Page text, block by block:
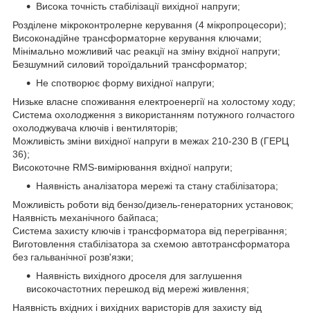
Висока точність стабілізації вихідної напруги;
Розділене мікроконтролерне керування (4 мікропроцесори);
Високонадійне трансформаторне керування ключами;
Мінімально можливий час реакції на зміну вхідної напруги;
Безшумний силовий тороїдальний трансформатор;
Не спотворює форму вихідної напруги;
Низьке власне споживання електроенергії на холостому ходу;
Система охолодження з використанням потужного голчастого
охолоджувача ключів і вентиляторів;
Можливість зміни вихідної напруги в межах 210-230 В (ГЕРЦ
36);
Високоточне RMS-вимірювання вхідної напруги;
Наявність аналізатора мережі та стану стабілізатора;
Можливість роботи від бензо/дизель-генераторних установок;
Наявність механічного байпаса;
Система захисту ключів і трансформатора від перегрівання;
Виготовлення стабілізатора за схемою автотрансформатора
без гальванічної розв'язки;
Наявність вихідного дроселя для заглушення
високочастотних перешкод від мережі живлення;
Наявність вхідних і вихідних варисторів для захисту від